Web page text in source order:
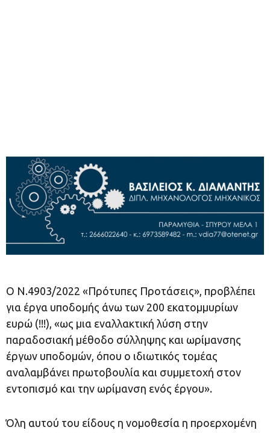
Ο Ν.4903/2022 «Πρότυπες Προτάσεις», προβλέπει
για έργα υποδομής άνω των 200 εκατομμυρίων
ευρώ (!!!), «ως μια εναλλακτική λύση στην
παραδοσιακή μέθοδο σύλληψης και ωρίμανσης
έργων υποδομών, όπου ο ιδιωτικός τομέας
αναλαμβάνει πρωτοβουλία και συμμετοχή στον
εντοπισμό και την ωρίμανση ενός έργου».
Όλη αυτού του είδους η νομοθεσία η προερχομένη